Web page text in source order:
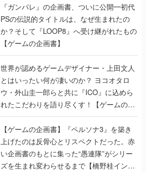
『ガンパレ』の企画書、ついに公開━初代
PSの伝説的タイトルは、なぜ生まれたの
か？そして『LOOP8』へ受け継がれたもの
【ゲームの企画書】
世界が認めるゲームデザイナー・上田文人
とはいったい何が凄いのか？ ヨコオタロ
ウ・外山圭一郎らと共に『ICO』に込めら
れたこだわりを語り尽くす！【ゲームの企
画書】
【ゲームの企画書】『ペルソナ3』を築き
上げたのは反骨心とリスペクトだった。赤
い企画書のもとに集った“愚連隊”がシリー
ズを生まれ変わらせるまで【橋野桂インタ